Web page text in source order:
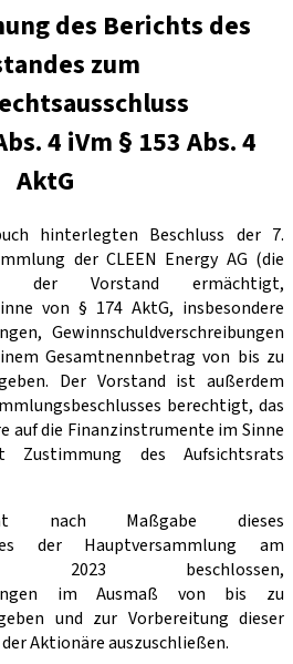
des Berichts des
zum
4 iVm § 153 Abs. 4
AktG
hinterlegten Beschluss der 7.
der CLEEN Energy AG (die
der Vorstand ermächtigt,
von § 174 AktG, insbesondere
Gewinnschuldverschreibungen
Gesamtnennbetrag von bis zu
Der Vorstand ist außerdem
berechtigt, das
auf die Finanzinstrumente im Sinne
des Aufsichtsrats
nach Maßgabe dieses
der Hauptversammlung am
2023 beschlossen,
im Ausmaß von bis zu
und zur Vorbereitung dieser
Aktionäre auszuschließen.